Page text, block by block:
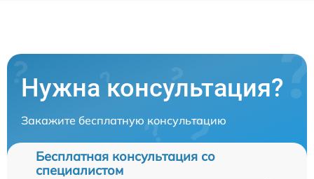
Нужна консультация?
Закажите бесплатную консультацию
Бесплатная консультация со
специалистом